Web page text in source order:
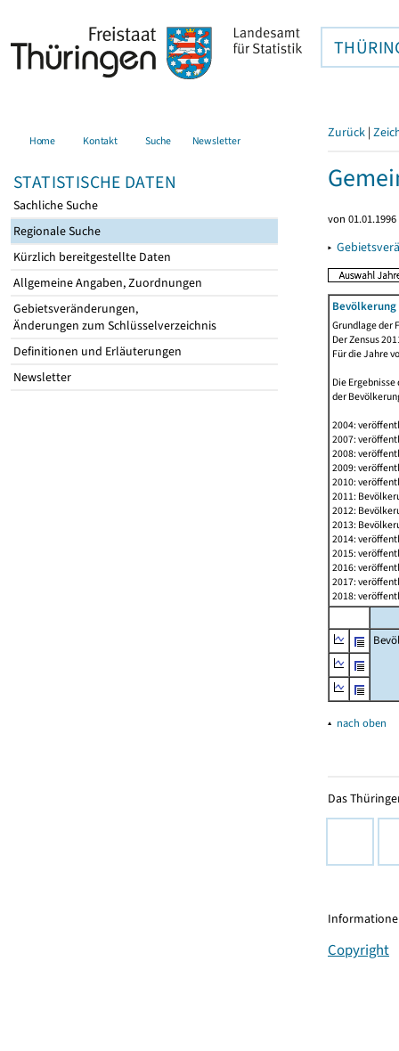
Home Kontakt Suche Newsletter
STATISTISCHE DATEN
Sachliche Suche
Regionale Suche
Kürzlich bereitgestellte Daten
Allgemeine Angaben, Zuordnungen
Gebietsveränderungen,
Änderungen zum Schlüsselverzeichnis
Definitionen und Erläuterungen
Newsletter
Zurück |
von
▸
Grundlage der
Der Zensus
Für die Jahre
Die
der
2004:
2007:
2008:
2009:
2010:
2011:
2012:
2013:
2014:
2015:
2016:
2017:
2018:
▴ nach oben
Das
Copyright